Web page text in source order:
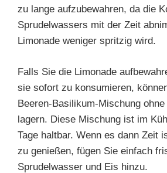
zu lange aufzubewahren, da die
Sprudelwassers mit der Zeit
Limonade weniger spritzig wird.
Falls Sie die Limonade
sie sofort zu konsumieren,
Beeren-Basilikum-Mischung
lagern. Diese Mischung ist im
Tage haltbar. Wenn es dann Zeit
zu genießen, fügen Sie einfach
Sprudelwasser und Eis hinzu.